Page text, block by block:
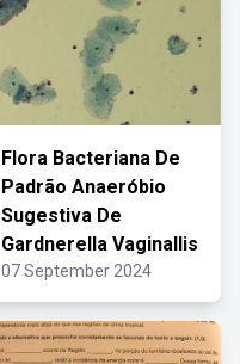
Flora Bacteriana De
Padrão Anaeróbio
Sugestiva De
Gardnerella Vaginallis
07 September 2024